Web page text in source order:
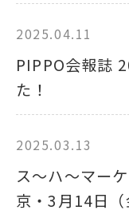
2025.04.11
PIPPO会報誌
た！
2025.03.13
ス～ハ～マー
京・3月14日（